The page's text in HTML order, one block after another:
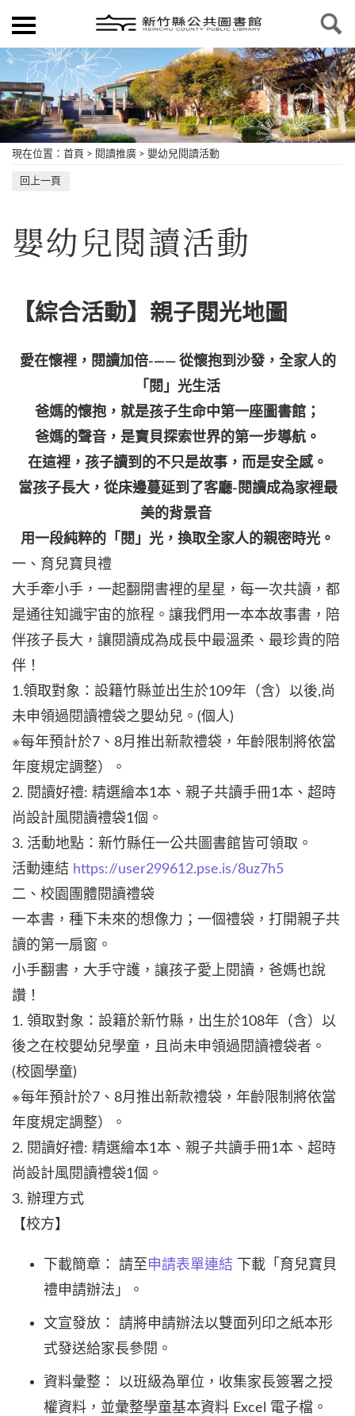
現在位置 ： 首頁 > 閱讀推廣 > 嬰幼兒閱讀活動
回上一頁
嬰幼兒閱讀活動
【綜合活動】親子閱光地圖
愛在懷裡，閱讀加倍-—— 從懷抱到沙發，全家人的
「閱」光生活
爸媽的懷抱，就是孩子生命中第一座圖書館；
爸媽的聲音，是寶貝探索世界的第一步導航。
在這裡，孩子讀到的不只是故事，而是安全感。
當孩子長大，從床邊蔓延到了客廳-閱讀成為家裡最
美的背景音
用一段純粹的「閱」光，換取全家人的親密時光。​
一、育兒寶貝禮
大手牽小手，一起翻開書裡的星星，每一次共讀，都
是通往知識宇宙的旅程。讓我們用一本本故事書，陪
伴孩子長大，讓閱讀成為成長中最溫柔、最珍貴的陪
伴！
1.領取對象：設籍竹縣並出生於109年（含）以後,尚
未申領過閱讀禮袋之嬰幼兒。(個人)
※每年預計於7、8月推出新款禮袋，年齡限制將依當
年度規定調整）。
2. 閱讀好禮: 精選繪本1本、親子共讀手冊1本、超時
尚設計風閱讀禮袋1個。
3. 活動地點：新竹縣任一公共圖書館皆可領取。
活動連結 https://user299612.pse.is/8uz7h5
二、校園團體閱讀禮袋
一本書，種下未來的想像力；一個禮袋，打開親子共
讀的第一扇窗。
小手翻書，大手守護，讓孩子愛上閱讀，爸媽也說
讚！
1. 領取對象：設籍於新竹縣，出生於108年（含）以
後之在校嬰幼兒學童，且尚未申領過閱讀禮袋者。
(校園學童)
※每年預計於7、8月推出新款禮袋，年齡限制將依當
年度規定調整）。
2. 閱讀好禮: 精選繪本1本、親子共讀手冊1本、超時
尚設計風閱讀禮袋1個。
3. 辦理方式
【校方】
下載簡章： 請至申請表單連結 下載「育兒寶貝
禮申請辦法」。
文宣發放： 請將申請辦法以雙面列印之紙本形
式發送給家長參閱。
資料彙整： 以班級為單位，收集家長簽署之授
權資料，並彙整學童基本資料 Excel 電子檔。